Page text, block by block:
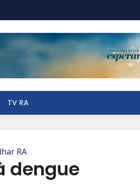
TV RA
RA
dengue